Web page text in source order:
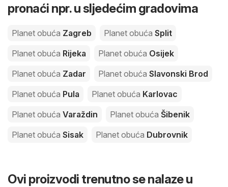
pronaći npr. u sljedećim gradovima
Planet obuća Zagreb Planet obuća Split
Planet obuća Rijeka Planet obuća Osijek
Planet obuća Zadar Planet obuća Slavonski Brod
Planet obuća Pula Planet obuća Karlovac
Planet obuća Varaždin Planet obuća Šibenik
Planet obuća Sisak Planet obuća Dubrovnik
Ovi proizvodi trenutno se nalaze u